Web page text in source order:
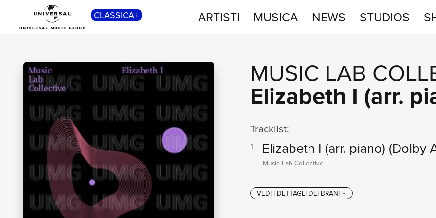
CLASSICA ARTISTI MUSICA NEWS STUDIOS
MUSIC LAB
Elizabeth I (arr.
Tracklist:
1 Elizabeth I (arr. piano) (Dolby
Music Lab Collective
POP
SHOP